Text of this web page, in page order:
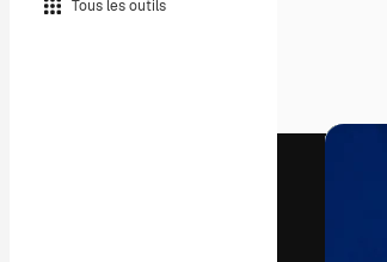
Tous les outils
Vidéos